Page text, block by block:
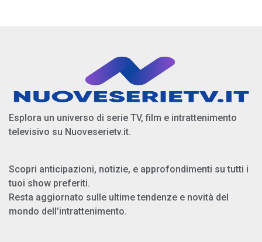
Esplora un universo di serie TV, film e intrattenimento
televisivo su Nuoveserietv.it.
Scopri anticipazioni, notizie, e approfondimenti su tutti i
tuoi show preferiti.
Resta aggiornato sulle ultime tendenze e novità del
mondo dell’intrattenimento.